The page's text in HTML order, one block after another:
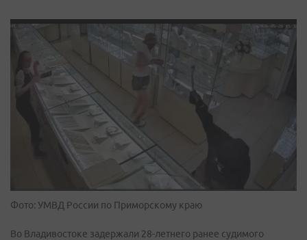
Фото: УМВД России по Приморскому краю
Во Владивостоке задержали 28-летнего ранее судимого